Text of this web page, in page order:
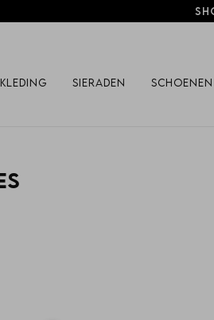
Kleding Sieraden Schoenen